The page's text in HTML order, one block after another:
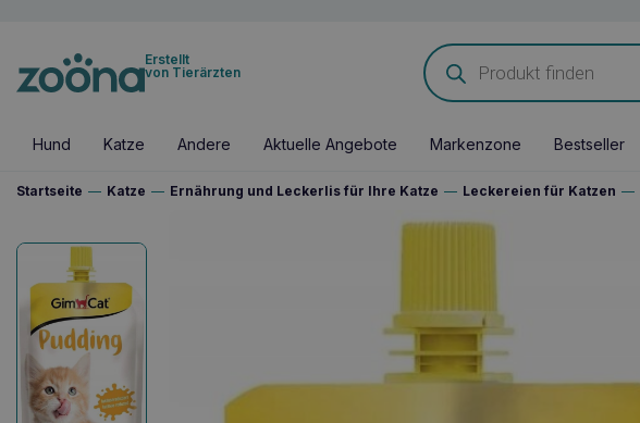
Erstellt
von Tierärzten
Products
search
Hund Katze Andere Aktuelle Angebote Markenzone Bestseller
Startseite — Katze — Ernährung und Leckerlis für Ihre Katze — Leckereien für Katzen —